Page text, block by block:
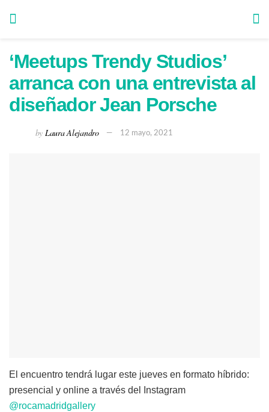
‘Meetups Trendy Studios’
arranca con una entrevista al
diseñador Jean Porsche
by Laura Alejandro 12 mayo, 2021
El encuentro tendrá lugar este jueves en formato híbrido:
presencial y online a través del Instagram
@rocamadridgallery